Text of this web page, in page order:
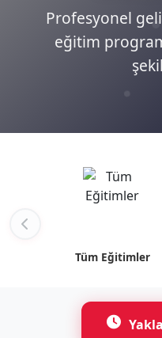
Profesyonel
eğitim
Tüm Eğitimler